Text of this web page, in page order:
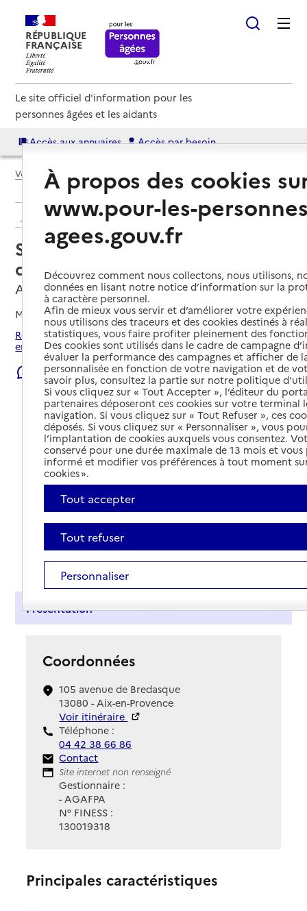
RÉPUBLIQUE
FRANÇAISE
Le site officiel d'information pour les
personnes âgées et les aidants
Accès aux annuaires Accès par besoin
Voir le fil d’Ariane
Retour aux résultats de l'annuaire
Service de soins infirmiers à
domicile – SSIAD - AGAFPA
Aix-en-Provence, BOUCHES-DU-RHONE
Mis à jour le22/07/2026
Rechercher les établissements et services autour de Aix-
en-Provence.
Signaler une erreur
Présentation
Coordonnées
105 avenue de Bredasque
13080 - Aix-en-Provence
Voir itinéraire
Téléphone :
04 42 38 66 86
Contact
Contact
Site Internet
Site internet non renseigné
Gestionnaire :
- AGAFPA
N° FINESS :
130019318
Principales caractéristiques
À propos des cookies
www.pour-les-
agees.gouv.fr
Découvrez comment nous collectons, nous utilisons,
données en lisant notre notice d’information sur la
à caractère personnel.
Afin de mieux vous servir et d’améliorer votre
nous utilisons des traceurs et des cookies destinés à
statistiques, vous faire profiter pleinement des
Des cookies sont utilisés dans le cadre de campagne
évaluer la performance des campagnes et afficher de
personnalisée en fonction de votre navigation et de
savoir plus, consultez la partie sur notre politique
Si vous cliquez sur « Tout Accepter », l’éditeur du
partenaires déposeront ces cookies sur votre terminal
navigation. Si vous cliquez sur « Tout Refuser », ces
déposés. Si vous cliquez sur « Personnaliser », vous
l’implantation de cookies auxquels vous consentez.
conservé pour une durée maximale de 13 mois et
informé et modifier vos préférences à tout moment
cookies ».
Tout accepter
Tout refuser
Personnaliser